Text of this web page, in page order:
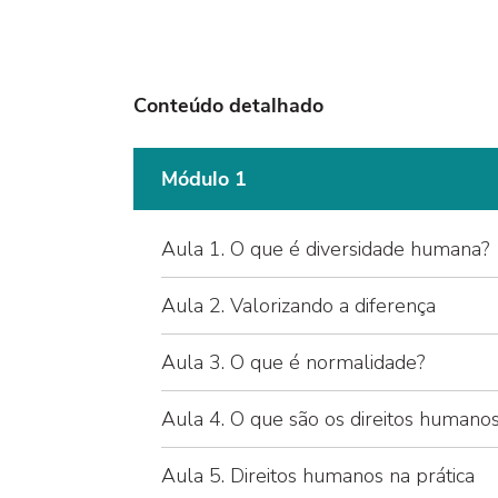
Conteúdo detalhado
Módulo 1
Aula 1. O que é diversidade humana?
Aula 2. Valorizando a diferença
Aula 3. O que é normalidade?
Aula 4. O que são os direitos
Aula 5. Direitos humanos na prática